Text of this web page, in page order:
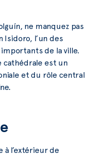
ne manquez pas
Isidoro, l’un des
de la ville.
est un
et du rôle central
à l’extérieur de